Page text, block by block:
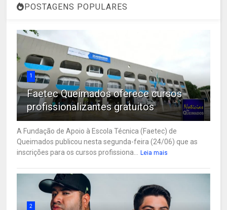
POSTAGENS POPULARES
1
Faetec Queimados oferece cursos
profissionalizantes gratuitos
A Fundação de Apoio à Escola Técnica (Faetec) de
Queimados publicou nesta segunda-feira (24/06) que as
inscrições para os cursos profissiona...
Leia mais
2